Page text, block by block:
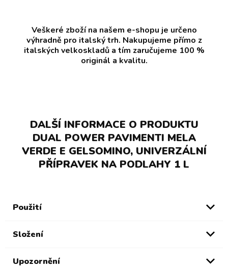
Veškeré zboží na našem e-shopu je určeno
výhradně pro italský trh. Nakupujeme přímo z
italských velkoskladů a tím zaručujeme 100 %
originál a kvalitu.
DALŠÍ INFORMACE O PRODUKTU
DUAL POWER PAVIMENTI MELA
VERDE E GELSOMINO, UNIVERZÁLNÍ
PŘÍPRAVEK NA PODLAHY 1 L
Použití
Složení
Upozornění